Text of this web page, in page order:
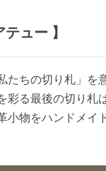
テュー 】
たちの切り札」を
彩る最後の切り札
小物をハンドメイ